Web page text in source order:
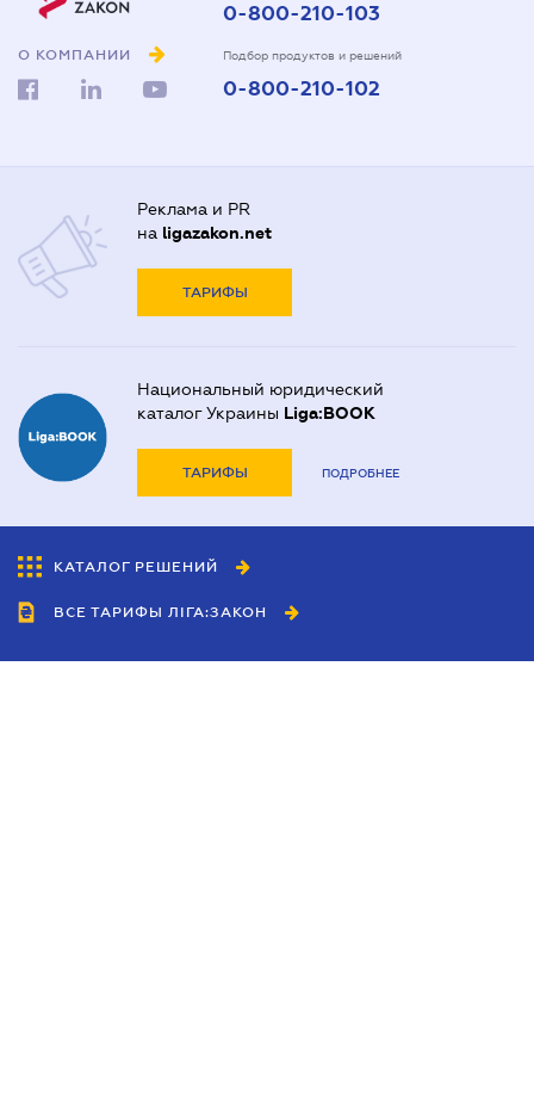
О КОМПАНИИ
0-800-210-103
Подбор продуктов и решений
0-800-210-102
Реклама и PR
на ligazakon.net
ТАРИФЫ
Национальный юридический
каталог Украины Liga:BOOK
ТАРИФЫ ПОДРОБНЕЕ
КАТАЛОГ РЕШЕНИЙ
ВСЕ ТАРИФЫ ЛІГА:ЗАКОН